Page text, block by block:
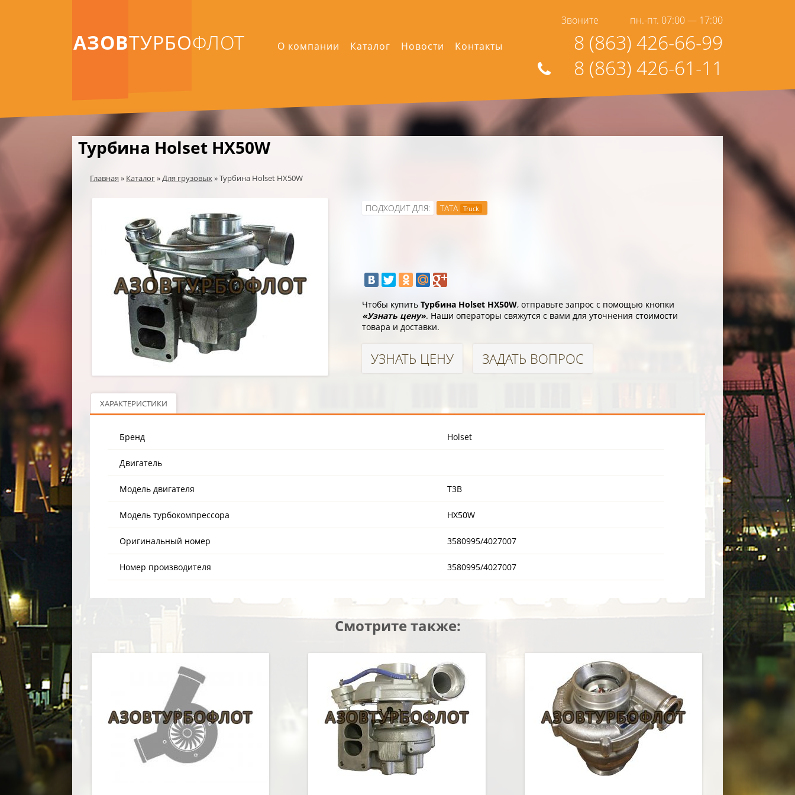
АЗОВТУРБОФЛОТ
Звоните пн.-пт. 07:00 — 17:00
8 (863) 426-66-99
8 (863) 426-61-11
Контакты
Новости
Каталог
О компании
Турбина Holset HX50W
Главная » Каталог»Для грузовых»Турбина Holset HX50W
ПОДХОДИТ ДЛЯ: TATA Truck
Чтобы купить Турбина Holset HX50W, отправьте запрос с помощью кнопки
«Узнать цену». Наши операторы свяжутся с вами для уточнения стоимости
товара и доставки.
УЗНАТЬ ЦЕНУ ЗАДАТЬ ВОПРОС
ХАРАКТЕРИСТИКИ
Бренд Holset
Двигатель
Модель двигателя T3B
Модель турбокомпрессора HX50W
Оригинальный номер 3580995/4027007
Номер производителя 3580995/4027007
Смотрите также: